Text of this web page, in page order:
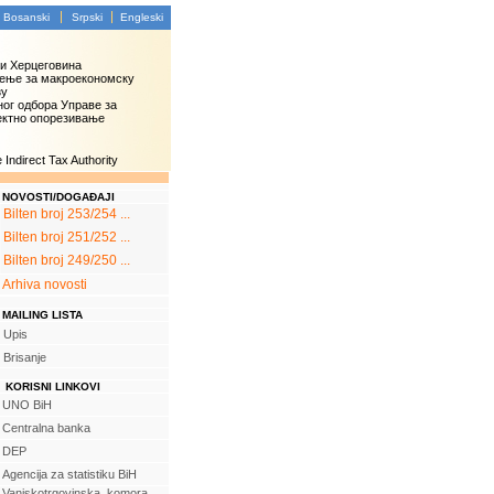
Bosanski Srpski Engleski
Херцеговина
за макроекономску
одбора Управе за
опорезивање
Tax Authority
NOVOSTI/DOGAĐAJI
Bilten broj 253/254 ...
Bilten broj 251/252 ...
Bilten broj 249/250 ...
Arhiva novosti
MAILING LISTA
Upis
Brisanje
KORISNI LINKOVI
UNO BiH
Centralna banka
DEP
Agencija za statistiku BiH